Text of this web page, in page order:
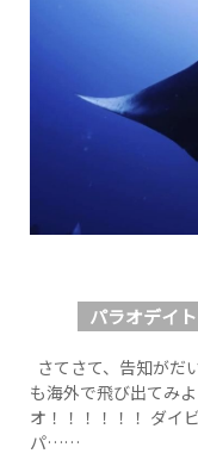
パラオデイ
さてさて、告知がだ
も海外で飛び出てみ
オ！！！！！！ ダイ
パ……